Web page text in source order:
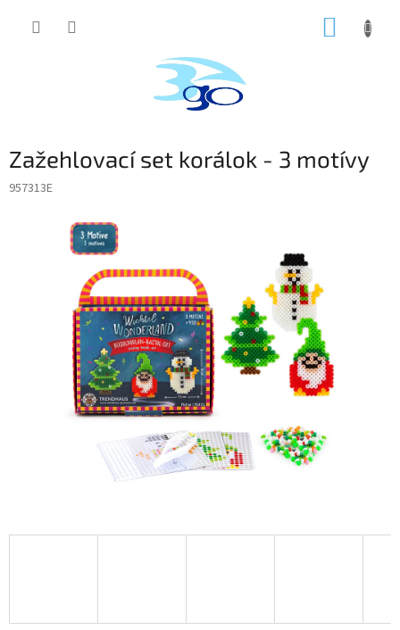
Zažehlovací set korálok - 3 motívy
957313E